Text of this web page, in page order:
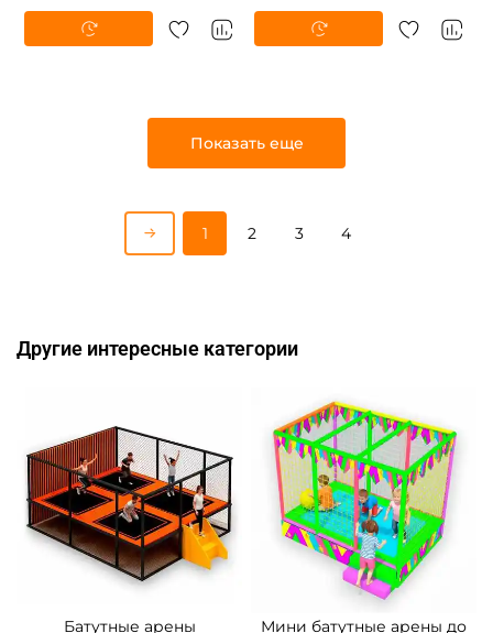
Показать еще
1 2 3 4
Другие интересные категории